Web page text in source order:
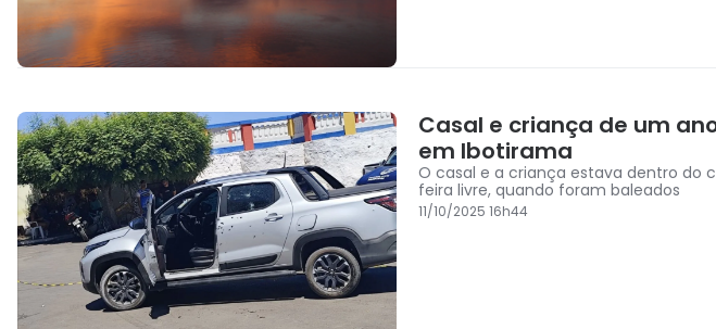
Casal e criança de um
em Ibotirama
O casal e a criança estava dentro do
feira livre, quando foram baleados
11/10/2025 16h44